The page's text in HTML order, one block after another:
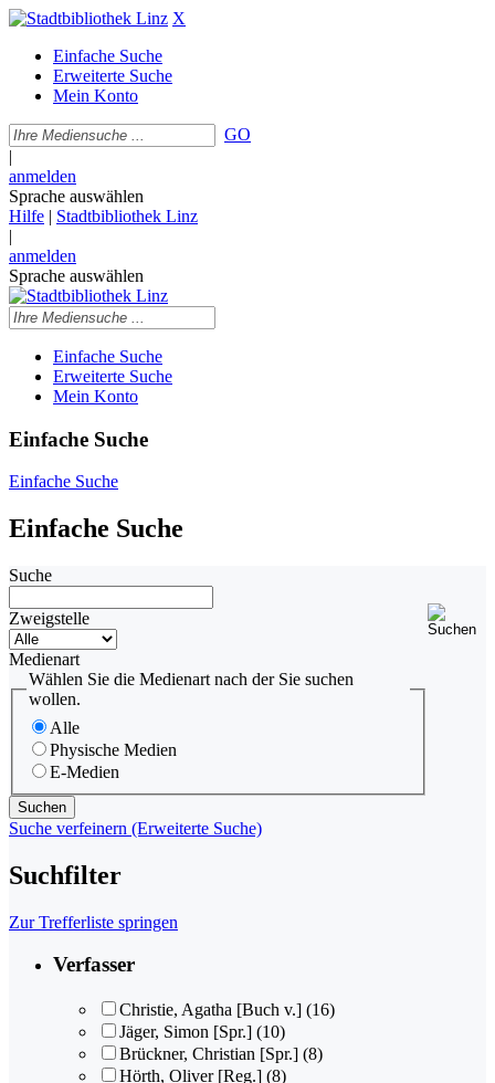
X
Einfache Suche
Erweiterte Suche
Mein Konto
GO
|
anmelden
Sprache auswählen
Hilfe | Stadtbibliothek Linz
|
anmelden
Sprache auswählen
Einfache Suche
Erweiterte Suche
Mein Konto
Einfache Suche
Einfache Suche
Einfache Suche
Suche
Zweigstelle
Medienart
Wählen Sie die Medienart nach der Sie suchen
wollen.
Alle
Physische Medien
E-Medien
Suche verfeinern (Erweiterte Suche)
Suchfilter
Zur Trefferliste springen
Verfasser
Christie, Agatha [Buch v.] (16)
Jäger, Simon [Spr.] (10)
Brückner, Christian [Spr.] (8)
Hörth, Oliver [Reg.] (8)